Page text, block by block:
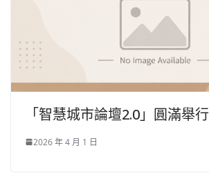
「智慧城市論壇2.0」圓滿舉行
2026 年 4 月 1 日